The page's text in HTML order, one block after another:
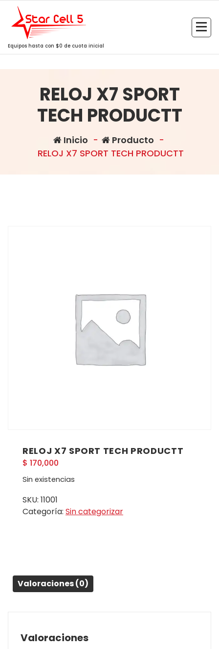
Saltar
contenido
Equipos hasta con $0 de cuota inicial
RELOJ X7 SPORT
TECH PRODUCTT
Inicio - Producto -
RELOJ X7 SPORT TECH PRODUCTT
RELOJ X7 SPORT TECH PRODUCTT
$ 170,000
Sin existencias
SKU: 11001
Categoría: Sin categorizar
Valoraciones (0)
Valoraciones